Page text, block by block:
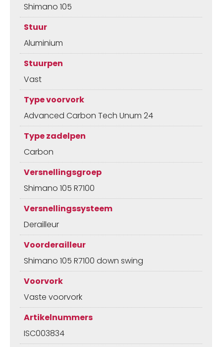
Shimano 105
Stuur
Aluminium
Stuurpen
Vast
Type voorvork
Advanced Carbon Tech Unum 24
Type zadelpen
Carbon
Versnellingsgroep
Shimano 105 R7100
Versnellingssysteem
Derailleur
Voorderailleur
Shimano 105 R7100 down swing
Voorvork
Vaste voorvork
Artikelnummers
ISC003834